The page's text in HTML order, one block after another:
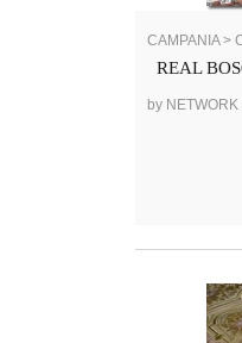
CAMPANIA >
REAL
by NETWORK